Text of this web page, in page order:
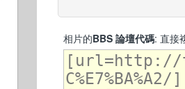
相片的BBS 論壇代碼: 直接